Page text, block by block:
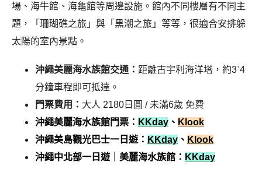
場、海牛館、海龜館等周邊設施。館內不同樓層有不同主
題，「珊瑚礁之旅」與「黑潮之旅」等等，很適合安排躲
太陽的室內景點。
沖繩美麗海水族館交通： 距離古宇利海洋塔，約3ˋ4
分鐘車程即可抵達。
門票費用： 大人 2180日圓 / 未滿6歲 免費
沖繩美麗海水族館門票： KKday 、 Klook
沖繩美島觀光巴士一日遊： KKday 、 Klook
沖繩中北部一日遊｜美麗海水族館： KKday